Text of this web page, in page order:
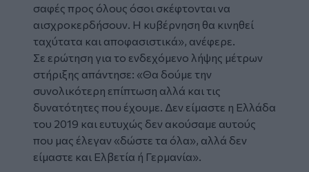
σαφές προς όλους όσοι σκέφτονται να
αισχροκερδήσουν. Η κυβέρνηση θα κινηθεί
ταχύτατα και αποφασιστικά», ανέφερε.
Σε ερώτηση για το ενδεχόμενο λήψης μέτρων
στήριξης απάντησε: «Θα δούμε την
συνολικότερη επίπτωση αλλά και τις
δυνατότητες που έχουμε. Δεν είμαστε η Ελλάδα
του 2019 και ευτυχώς δεν ακούσαμε αυτούς
που μας έλεγαν «δώστε τα όλα», αλλά δεν
είμαστε και Ελβετία ή Γερμανία».